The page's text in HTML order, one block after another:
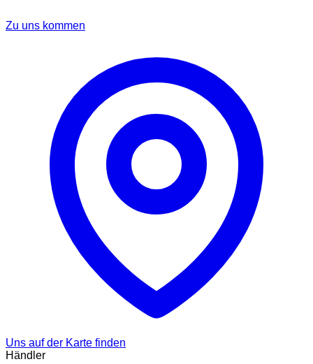
Zu uns kommen
Uns auf der Karte finden
Händler